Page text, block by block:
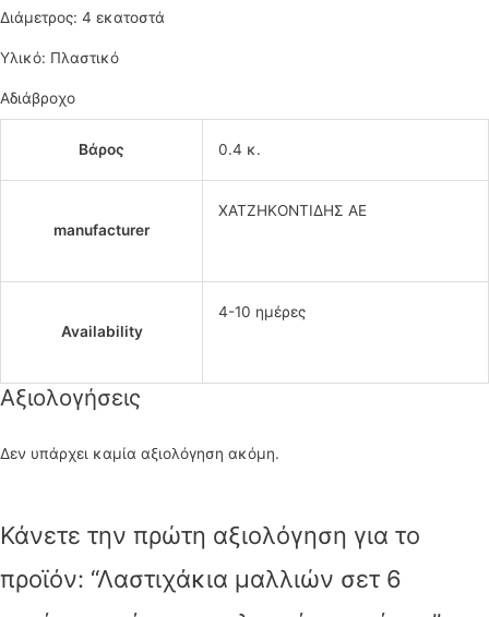
Διάμετρος: 4 εκατοστά
Υλικό: Πλαστικό
Αδιάβροχο
Βάρος 0.4 κ.
manufacturer
ΧΑΤΖΗΚΟΝΤΙΔΗΣ ΑΕ
Availability
4-10 ημέρες
Αξιολογήσεις
Δεν υπάρχει καμία αξιολόγηση ακόμη.
Κάνετε την πρώτη αξιολόγηση για το
προϊόν: “Λαστιχάκια μαλλιών σετ 6